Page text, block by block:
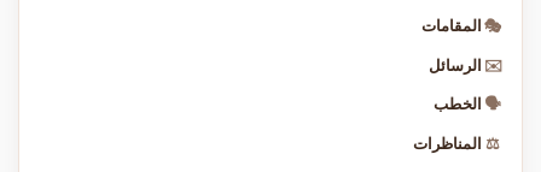
🎭 المقامات
✉️ الرسائل
🗣️ الخطب
⚖️ المناظرات